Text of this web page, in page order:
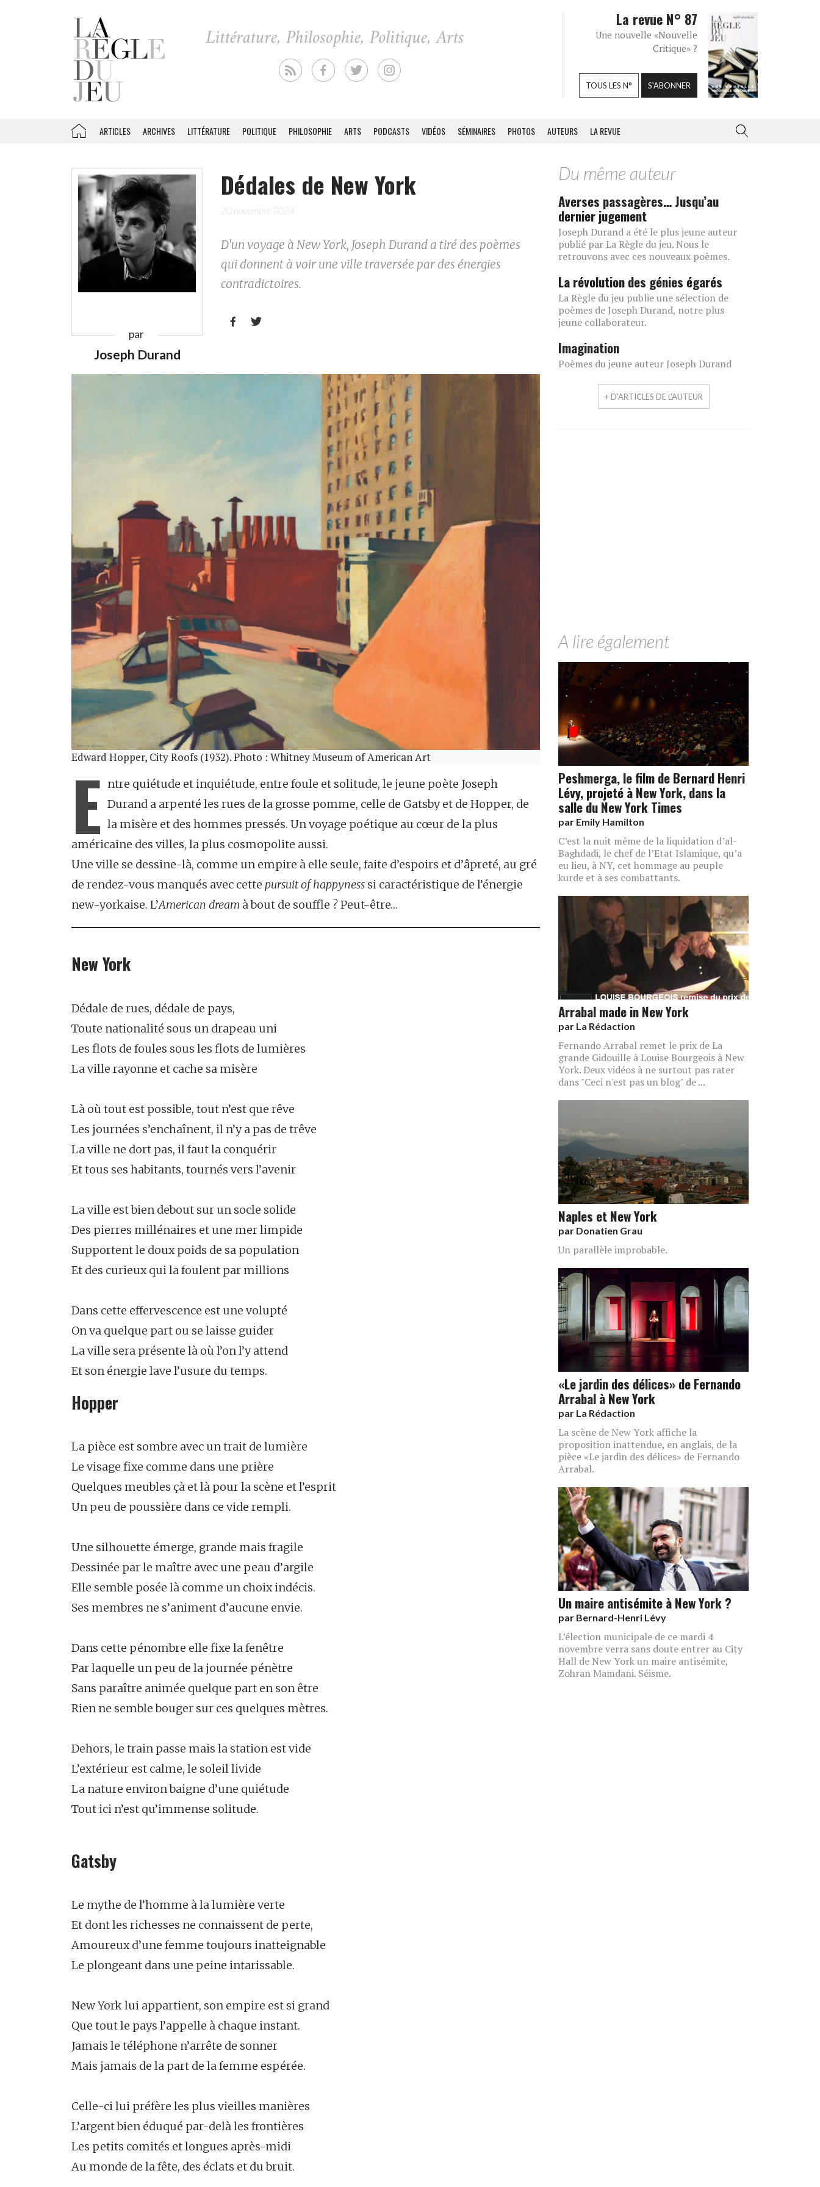
La revue N° 87
Une nouvelle «Nouvelle
Critique» ?
TOUS LES N° S'ABONNER
ARTICLES ARCHIVES LITTÉRATURE POLITIQUE PHILOSOPHIE ARTS PODCASTS VIDÉOS SÉMINAIRES PHOTOS AUTEURS LA REVUE
par
Joseph Durand
Dédales de New York
20 novembre 2024
D'un voyage à New York, Joseph Durand a tiré des poèmes
qui donnent à voir une ville traversée par des énergies
contradictoires.
 
Edward Hopper, City Roofs (1932). Photo : Whitney Museum of American Art
E ntre quiétude et inquiétude, entre foule et solitude, le jeune poète Joseph
Durand a arpenté les rues de la grosse pomme, celle de Gatsby et de Hopper, de
la misère et des hommes pressés. Un voyage poétique au cœur de la plus
américaine des villes, la plus cosmopolite aussi.
Une ville se dessine-là, comme un empire à elle seule, faite d’espoirs et d’âpreté, au gré
de rendez-vous manqués avec cette pursuit of happyness si caractéristique de l’énergie
new-yorkaise. L’American dream à bout de souffle ? Peut-être…
New York
Dédale de rues, dédale de pays,
Toute nationalité sous un drapeau uni
Les flots de foules sous les flots de lumières
La ville rayonne et cache sa misère
Là où tout est possible, tout n’est que rêve
Les journées s’enchaînent, il n’y a pas de trêve
La ville ne dort pas, il faut la conquérir
Et tous ses habitants, tournés vers l’avenir
La ville est bien debout sur un socle solide
Des pierres millénaires et une mer limpide
Supportent le doux poids de sa population
Et des curieux qui la foulent par millions
Dans cette effervescence est une volupté
On va quelque part ou se laisse guider
La ville sera présente là où l’on l’y attend
Et son énergie lave l’usure du temps.
Hopper
La pièce est sombre avec un trait de lumière
Le visage fixe comme dans une prière
Quelques meubles çà et là pour la scène et l’esprit
Un peu de poussière dans ce vide rempli.
Une silhouette émerge, grande mais fragile
Dessinée par le maître avec une peau d’argile
Elle semble posée là comme un choix indécis.
Ses membres ne s’animent d’aucune envie.
Dans cette pénombre elle fixe la fenêtre
Par laquelle un peu de la journée pénètre
Sans paraître animée quelque part en son être
Rien ne semble bouger sur ces quelques mètres.
Dehors, le train passe mais la station est vide
L’extérieur est calme, le soleil livide
La nature environ baigne d’une quiétude
Tout ici n’est qu’immense solitude.
Gatsby
Le mythe de l’homme à la lumière verte
Et dont les richesses ne connaissent de perte,
Amoureux d’une femme toujours inatteignable
Le plongeant dans une peine intarissable.
New York lui appartient, son empire est si grand
Que tout le pays l’appelle à chaque instant.
Jamais le téléphone n’arrête de sonner
Mais jamais de la part de la femme espérée.
Celle-ci lui préfère les plus vieilles manières
L’argent bien éduqué par-delà les frontières
Les petits comités et longues après-midi
Au monde de la fête, des éclats et du bruit.
Du même auteur
Averses passagères… Jusqu’au
dernier jugement
Joseph Durand a été le plus jeune auteur
publié par La Règle du jeu. Nous le
retrouvons avec ces nouveaux poèmes.
La révolution des génies égarés
La Règle du jeu publie une sélection de
poèmes de Joseph Durand, notre plus
jeune collaborateur.
Imagination
Poèmes du jeune auteur Joseph Durand
+ D'ARTICLES DE L'AUTEUR
A lire également
Peshmerga, le film de Bernard Henri
Lévy, projeté à New York, dans la
salle du New York Times
par Emily Hamilton
C’est la nuit même de la liquidation d’al-
Baghdadi, le chef de l’Etat Islamique, qu’a
eu lieu, à NY, cet hommage au peuple
kurde et à ses combattants.
Arrabal made in New York
par La Rédaction
Fernando Arrabal remet le prix de La
grande Gidouille à Louise Bourgeois à New
York. Deux vidéos à ne surtout pas rater
dans "Ceci n'est pas un blog" de ...
Naples et New York
par Donatien Grau
Un parallèle improbable.
«Le jardin des délices» de Fernando
Arrabal à New York
par La Rédaction
La scène de New York affiche la
proposition inattendue, en anglais, de la
pièce «Le jardin des délices» de Fernando
Arrabal.
Un maire antisémite à New York ?
par Bernard-Henri Lévy
L’élection municipale de ce mardi 4
novembre verra sans doute entrer au City
Hall de New York un maire antisémite,
Zohran Mamdani. Séisme.